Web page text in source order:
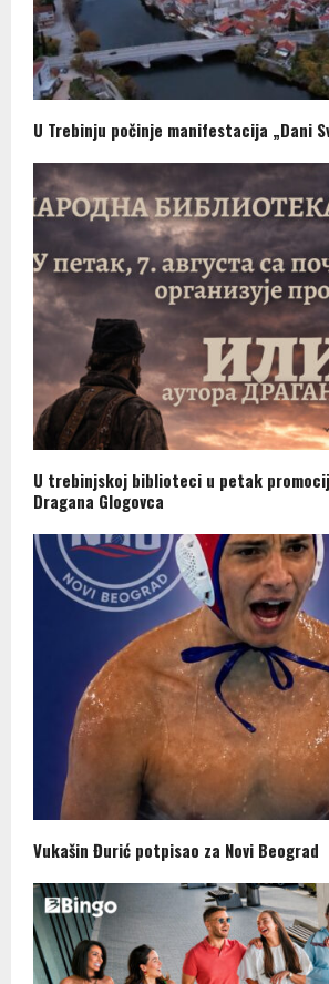
U Trebinju počinje manifestacija „Dani
U trebinjskoj biblioteci u petak
Dragana Glogovca
Vukašin Đurić potpisao za Novi Beograd